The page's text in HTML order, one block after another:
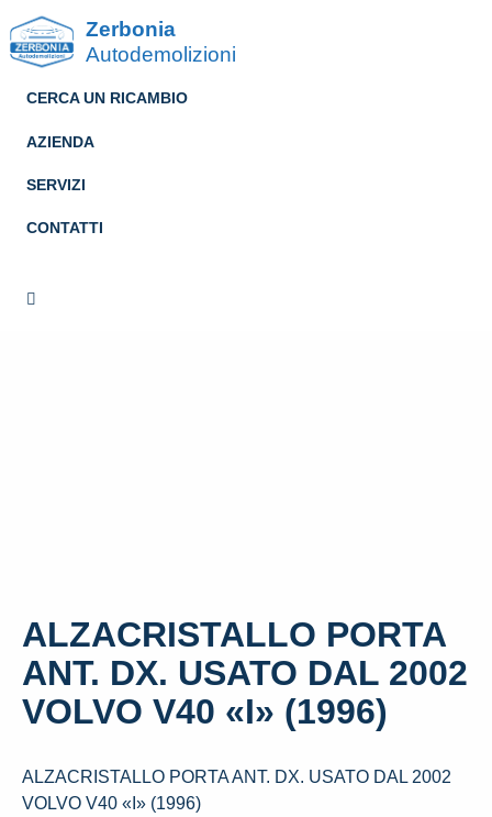
Zerbonia
Autodemolizioni
CERCA UN RICAMBIO
AZIENDA
SERVIZI
CONTATTI
ALZACRISTALLO PORTA
ANT. DX. USATO DAL 2002
VOLVO V40 «I» (1996)
ALZACRISTALLO PORTA ANT. DX. USATO DAL 2002
VOLVO V40 «I» (1996)